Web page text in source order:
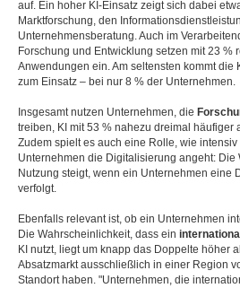
auf. Ein hoher KI-Einsatz zeigt sich dabei
Marktforschung, den
Unternehmensberatung. Auch im
Forschung und Entwicklung setzen mit 23 %
Anwendungen ein. Am seltensten kommt die
zum Einsatz – bei nur 8 % der Unternehmen.
Insgesamt nutzen Unternehmen, die
treiben, KI mit 53 % nahezu dreimal häufiger
Zudem spielt es auch eine Rolle, wie
Unternehmen die Digitalisierung angeht: Die
Nutzung steigt, wenn ein Unternehmen eine
verfolgt.
Ebenfalls relevant ist, ob ein Unternehmen
Die Wahrscheinlichkeit, dass ein
KI nutzt, liegt um knapp das Doppelte höher
Absatzmarkt ausschließlich in einer Region
Standort haben. "Unternehmen, die